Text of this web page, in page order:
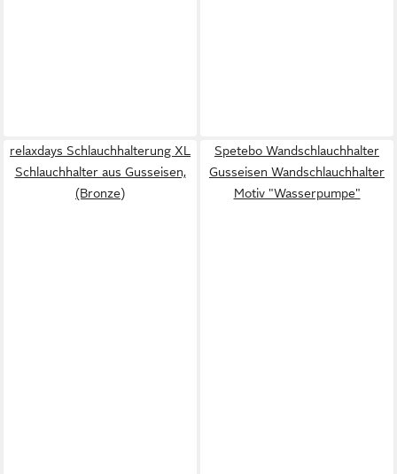
relaxdays Schlauchhalterung XL
Schlauchhalter aus Gusseisen,
(Bronze)
Spetebo Wandschlauchhalter
Gusseisen Wandschlauchhalter
Motiv "Wasserpumpe"